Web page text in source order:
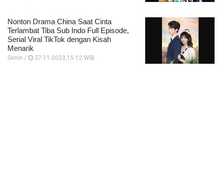
Nonton Drama China Saat Cinta
Terlambat Tiba Sub Indo Full Episode,
Serial Viral TikTok dengan Kisah
Menarik
Senin / 27-11-2023,15:12 WIB